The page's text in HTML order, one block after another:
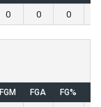
0 0 0
FGM FGA FG%